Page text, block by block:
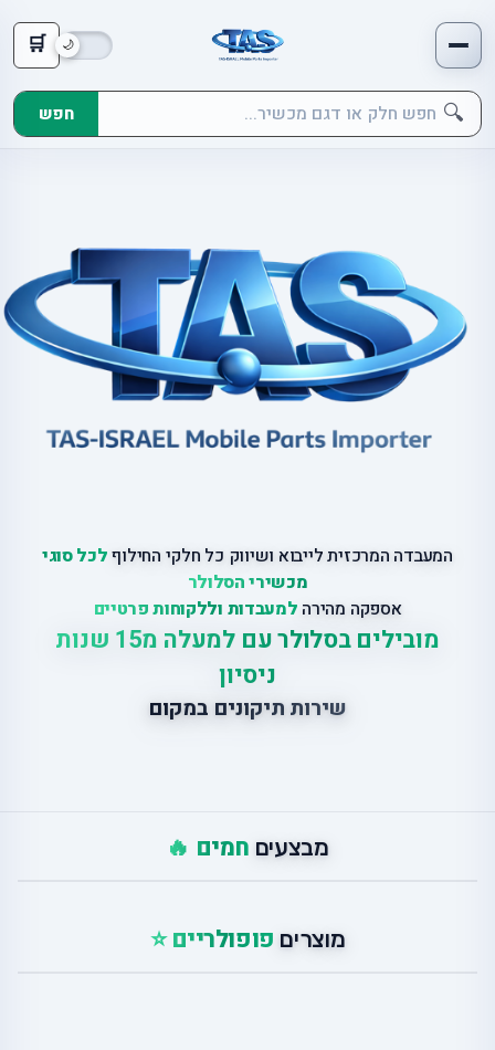
🛒
🔍 חפש
המעבדה המרכזית לייבוא ושיווק כל חלקי החילוףלכל סוגי
מכשירי הסלולר
אספקה מהירה למעבדות וללקוחות פרטיים
מובילים בסלולר עם למעלה מ15 שנות
ניסיון
שירות תיקונים במקום
מבצעים חמים 🔥
מוצרים פופולריים ⭐